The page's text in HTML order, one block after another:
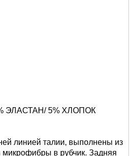
ЭЛАСТАН/ 5% ХЛОПОК
линией талии, выполнены из
микрофибры в рубчик. Задняя